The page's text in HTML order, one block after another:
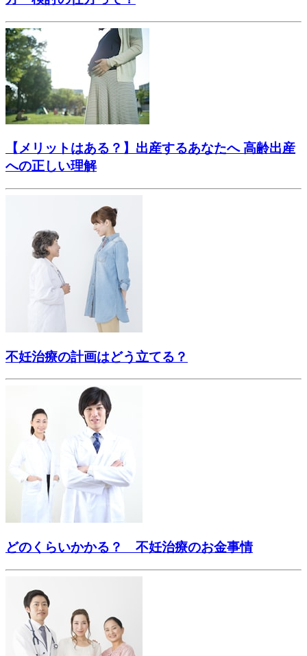
【メリットはある？】出産するあなたへ 高齢出産
への正しい理解
不妊治療の計画はどう立てる？
どのくらいかかる？ 不妊治療のお金事情